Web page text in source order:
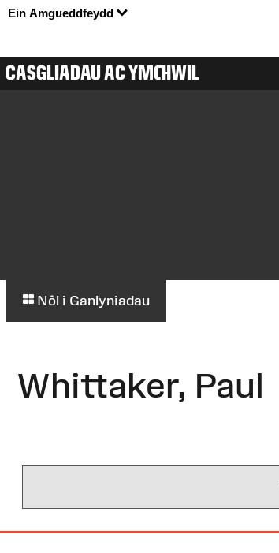
Ein Amgueddfeydd
CASGLIADAU AC YMCHWIL
Nôl i Ganlyniadau
Whittaker, Paul